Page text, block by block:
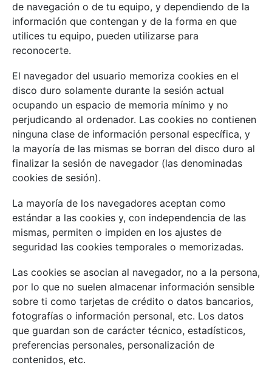
de navegación o de tu equipo, y dependiendo de la
información que contengan y de la forma en que
utilices tu equipo, pueden utilizarse para
reconocerte.
El navegador del usuario memoriza cookies en el
disco duro solamente durante la sesión actual
ocupando un espacio de memoria mínimo y no
perjudicando al ordenador. Las cookies no contienen
ninguna clase de información personal específica, y
la mayoría de las mismas se borran del disco duro al
finalizar la sesión de navegador (las denominadas
cookies de sesión).
La mayoría de los navegadores aceptan como
estándar a las cookies y, con independencia de las
mismas, permiten o impiden en los ajustes de
seguridad las cookies temporales o memorizadas.
Las cookies se asocian al navegador, no a la persona,
por lo que no suelen almacenar información sensible
sobre ti como tarjetas de crédito o datos bancarios,
fotografías o información personal, etc. Los datos
que guardan son de carácter técnico, estadísticos,
preferencias personales, personalización de
contenidos, etc.